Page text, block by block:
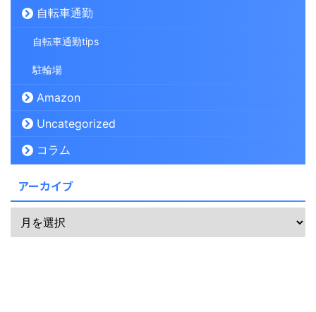
自転車通勤
自転車通勤tips
駐輪場
Amazon
Uncategorized
コラム
アーカイブ